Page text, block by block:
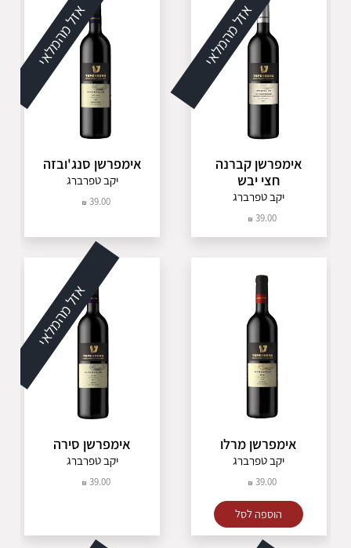
אזל מהמלאי
אימפרשן קברנה
חצי יבש
יקב טפרברג
39.00
אזל מהמלאי
אימפרשן סנג'ובזה
יקב טפרברג
39.00
אימפרשן מרלו
יקב טפרברג
39.00
הוספה לסל
אזל מהמלאי
אימפרשן סירה
יקב טפרברג
39.00